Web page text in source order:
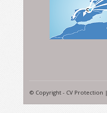
© Copyright - CV Protection |